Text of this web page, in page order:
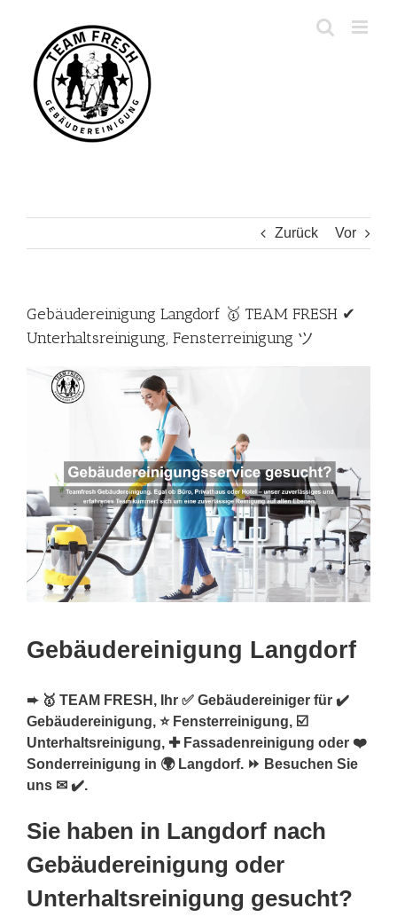
springen
Zurück Vor
Gebäudereinigung Langdorf 🥇 TEAM FRESH ✔
Unterhaltsreinigung, Fensterreinigung ツ
Gebäudereinigung Langdorf
➨ 🥇 TEAM FRESH, Ihr ✅ Gebäudereiniger für ✔️
Gebäudereinigung, ⭐ Fensterreinigung, ☑️
Unterhaltsreinigung, ✚ Fassadenreinigung oder ❤️
Sonderreinigung in 🌍 Langdorf. ⏩ Besuchen Sie
uns ✉ ✔️.
Sie haben in Langdorf nach
Gebäudereinigung oder
Unterhaltsreinigung gesucht?